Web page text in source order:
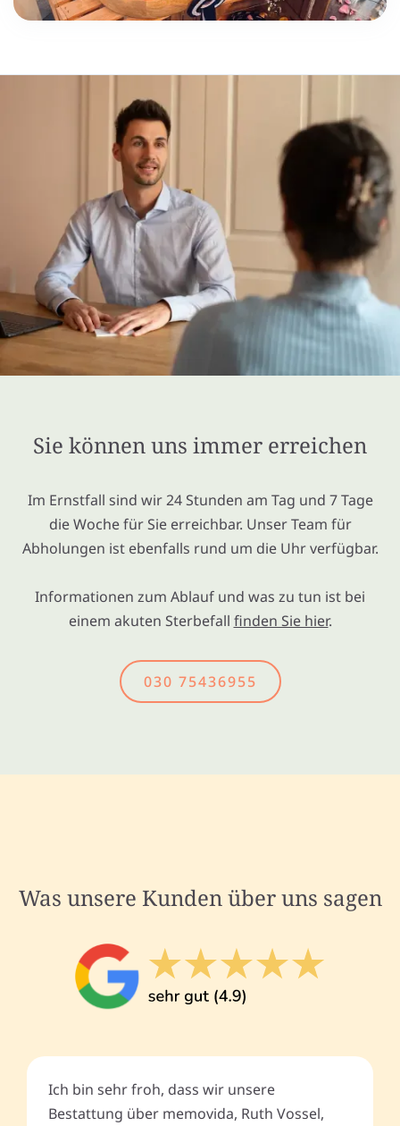
Sie können uns immer erreichen
Im Ernstfall sind wir 24 Stunden am Tag und 7 Tage
die Woche für Sie erreichbar. Unser Team für
Abholungen ist ebenfalls rund um die Uhr verfügbar.
Informationen zum Ablauf und was zu tun ist bei
einem akuten Sterbefall finden Sie hier.
030 75436955
Was unsere Kunden über uns sagen
Ich bin sehr froh, dass wir unsere
Bestattung über memovida, Ruth Vossel,